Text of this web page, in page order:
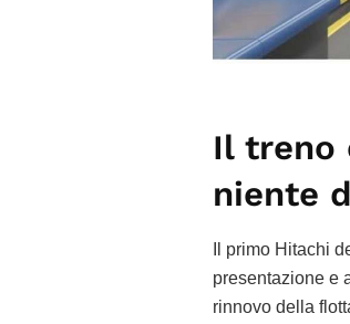
Il treno
niente
Il primo Hitachi
presentazione e
rinnovo della